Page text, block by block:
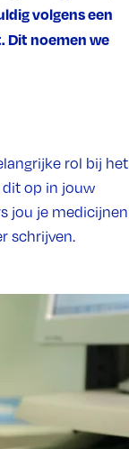
volgens een
Dit noemen we
rol bij het
dit op in jouw
jou je medicijnen
schrijven.